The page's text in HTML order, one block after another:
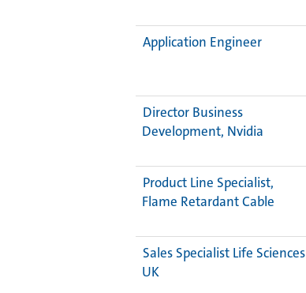
Application Engineer
Director Business
Development, Nvidia
Product Line Specialist,
Flame Retardant Cable
Sales Specialist Life Sciences
UK